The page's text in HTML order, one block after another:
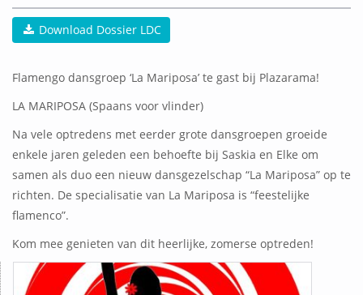
Download Dossier LDC
Flamengo dansgroep ‘La Mariposa’ te gast bij Plazarama!
LA MARIPOSA (Spaans voor vlinder)
Na vele optredens met eerder grote dansgroepen groeide
enkele jaren geleden een behoefte bij Saskia en Elke om
samen als duo een nieuw dansgezelschap “La Mariposa” op te
richten. De specialisatie van La Mariposa is “feestelijke
flamenco”.
Kom mee genieten van dit heerlijke, zomerse optreden!